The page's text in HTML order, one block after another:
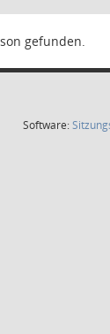
gefunden.
Software: